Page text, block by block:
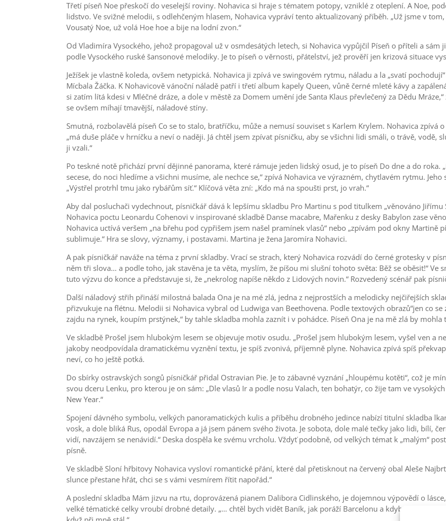
Třetí píseň Noe přeskočí do veselejší roviny. Nohavica si hraje s tématem potopy, vzniklé z oteplení. A Noe,
lidstvo. Ve svižné melodii, s odlehčeným hlasem, Nohavica vypráví tento aktualizovaný příběh. „Už jsme v
Vousatý Noe, už volá Hoe hoe a bije na lodní zvon.“
Od Vladimíra Vysockého, jehož propagoval už v osmdesátých letech, si Nohavica vypůjčil Píseň o příteli a sám
podle Vysockého ruské šansonové melodiky. Je to píseň o věrnosti, přátelství, jež prověří jen krizová situace
Ježíšek je vlastně koleda, ovšem netypická. Nohavica ji zpívá ve swingovém rytmu, náladu a la „svatí
Mícbala Žáčka. K Nohavicově vánoční náladě patří i třetí album kapely Queen, vůně černé mleté kávy a
si zatím lítá kdesi v Mléčné dráze, a dole v městě za Domem umění jde Santa Klaus převlečený za Dědu
se ovšem míhají tmavější, náladové stíny.
Smutná, rozbolavělá píseň Co se to stalo, bratříčku, může a nemusí souviset s Karlem Krylem. Nohavica zpívá
„má duše pláče v hrníčku a neví o naději. Já chtěl jsem zpívat písničku, aby se všichni lidi smáli, o trávě, vodě,
ji vzali.“
Po teskné notě přichází první dějinné panorama, které rámuje jeden lidský osud, je to píseň Do dne a do roka.
secese, do noci hledíme a všichni musíme, ale nechce se,“ zpívá Nohavica ve výrazném, chytlavém rytmu.
„Výstřel protrhl tmu jako rybářům síť.“ Klíčová věta zní: „Kdo má na spoušti prst, jo vrah.“
Aby dal posluchači vydechnout, písničkář dává k lepšímu skladbu Pro Martinu s pod titulkem „věnováno Jiřímu
Nohavica poctu Leonardu Cohenovi v inspirované skladbě Danse macabre, Mařenku z desky Babylon zase
Nohavica uctívá veršem „na břehu pod cypřišem jsem našel pramínek vlasů“ nebo „zpívám pod okny Martině
sublimuje.“ Hra se slovy, významy, i postavami. Martina je žena Jaromíra Nohavici.
A pak písničkář naváže na téma z první skladby. Vrací se strach, který Nohavica rozvádí do černé grotesky v
něm tři slova… a podle toho, jak stavěna je ta věta, myslím, že píšou mi slušní tohoto světa: Běž se oběsit!“ Ve
tuto výzvu do konce a představuje si, že „nekrolog napíše někdo z Lidových novin.“ Rozvedený scénář pak
Další náladový střih přináší milostná balada Ona je na mé zlá, jedna z nejprostších a melodicky nejčiřejších
přizvukuje na flétnu. Melodii si Nohavica vybral od Ludwiga van Beethovena. Podle textových obrazů“jen co
zajdu na rynek, koupím prstýnek,“ by tahle skladba mohla zaznít i v pohádce. Píseň Ona je na mě zlá by mohla
Ve skladbě Prošel jsem hlubokým lesem se objevuje motiv osudu. „Prošel jsem hlubokým lesem, vyšel ven a
jakoby neodpovídala dramatickému vyznění textu, je spíš zvonivá, příjemně plyne. Nohavica zpívá spíš
neví, co ho ještě potká.
Do sbírky ostravských songů písničkář přidal Ostravian Pie. Je to zábavné vyznání „hloupému kotěti“, což je
svou dceru Lenku, pro kterou je on sám: „Dle vlasů Ir a podle nosu Valach, ten bohatýr, co žije tam ve
New Year.“
Spojení dávného symbolu, velkých panoramatických kulis a příběhu drobného jedince nabízí titulní skladba
vosk, a dole bliká Rus, opodál Evropa a já jsem pánem svého života. Je sobota, dole malé tečky jako lidi, bílí,
vidí, navzájem se nenávidí.“ Deska dospěla ke svému vrcholu. Vždyť podobně, od velkých témat k „malým“
písně.
Ve skladbě Sloní hřbitovy Nohavica vysloví romantické přání, které dal přetisknout na červený obal Aleše
slunce přestane hřát, chci se s vámi vesmírem řítit napořád.“
A poslední skladba Mám jizvu na rtu, doprovázená pianem Dalibora Cidlinského, je dojemnou výpovědí o
velké tématické celky vroubí drobné detaily. „… chtěl bych vidět Baník, jak poráží Barcelonu a kdyby se někdo z